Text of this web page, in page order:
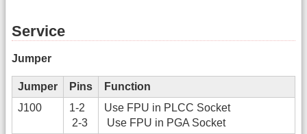
Service
Jumper
Jumper Pins
Function
J100
1-2
2-3
Use FPU in PLCC Socket
Use FPU in PGA Socket